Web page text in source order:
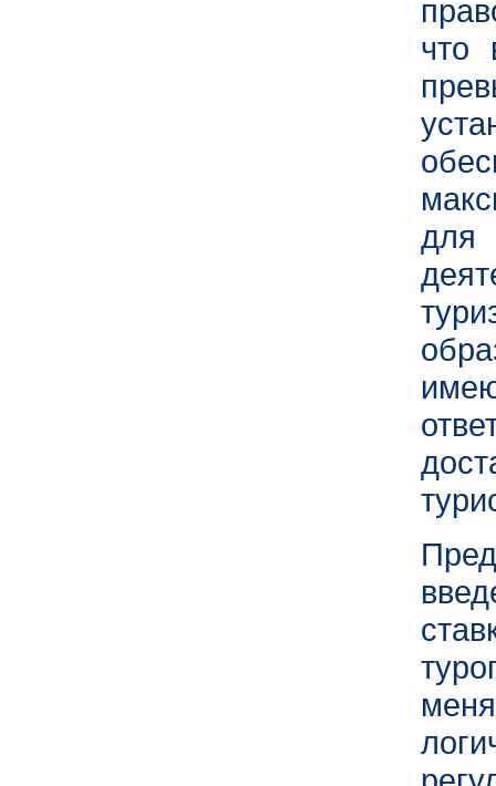
что
для